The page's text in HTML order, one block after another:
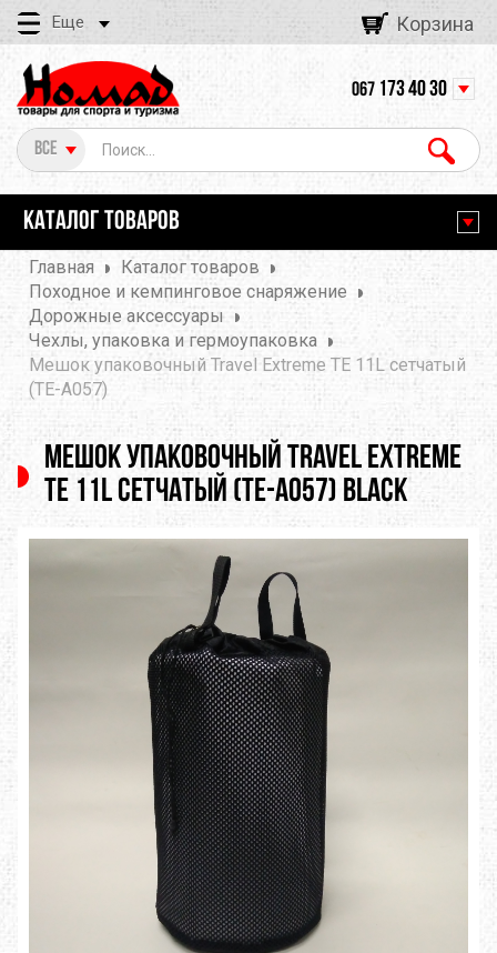
Еще Корзина
Все
067 173 40 30
КАТАЛОГ ТОВАРОВ
Главная
Каталог товаров
Походное и кемпинговое снаряжение
Дорожные аксессуары
Чехлы, упаковка и гермоупаковка
Мешок упаковочный Travel Extreme TE 11L сетчатый
(TE-А057)
Мешок упаковочный Travel Extreme
TE 11L сетчатый (TE-А057) Black